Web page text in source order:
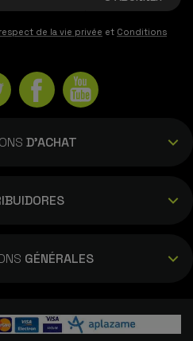
de la vie privée et Conditions
D'ACHAT
GÉNÉRALES